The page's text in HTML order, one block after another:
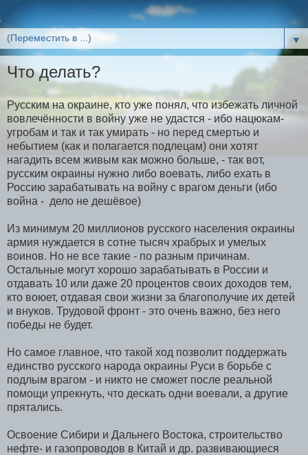
▼
Что делать?
Русским на окраине, кто уже понял, что избежать личной
вовлечённости в войну уже не удастся - ибо нацюкам-
угробам и так и так умирать - но перед смертью и
небытием (как и полагается подлецам) они хотят
нагадить всем живым как можно больше, - так вот,
русским окраины нужно либо воевать, либо ехать в
Россию зарабатывать на войну с врагом деньги (ибо
война - дело не дешёвое)
Из минимум 20 миллионов русского населения окраины
армия нуждается в сотне тысяч храбрых и умелых
воинов. Но не все такие - по разным причинам.
Остальные могут хорошо зарабатывать в России и
отдавать 10 или даже 20 процентов своих доходов тем,
кто воюет, отдавая свои жизни за благополучие их детей
и внуков. Трудовой фронт - это очень важно, без него
победы не будет.
Но самое главное, что такой ход позволит поддержать
единство русского народа окраины Руси в борьбе с
подлым врагом - и никто не сможет после реальной
помощи упрекнуть, что дескать одни воевали, а другие
прятались.
Освоение Сибири и Дальнего Востока, строительство
нефте- и газопроводов в Китай и др. развивающиеся